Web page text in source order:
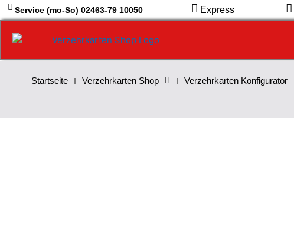
Zum
Inhalt
springen
Service (mo-So) 02463-79 10050 Express
Startseite Verzehrkarten Shop Verzehrkarten Konfigurator